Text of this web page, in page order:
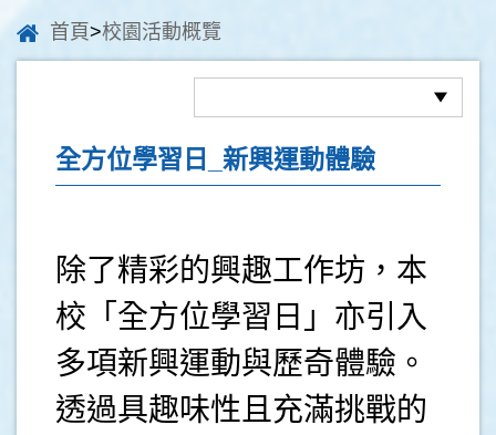
首頁>校園活動概覽
全方位學習日_新興運動體驗
除了精彩的興趣工作坊，本
校「全方位學習日」亦引入
多項新興運動與歷奇體驗。
透過具趣味性且充滿挑戰的